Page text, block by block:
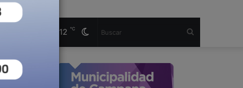
Cambiar
modo
12 ℃